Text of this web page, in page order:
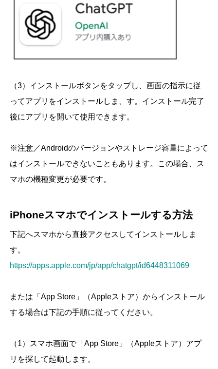
（3）インストールボタンをタップし、画面の指示に従
ってアプリをインストールしま、す。インストール完了
後にアプリを開いて使用できます。
※注意／Androidのバージョンやストレージ容量によって
はインストールできないこともあります。この場合、ス
マホの機種変更が必要です。
iPhoneスマホでインストールする方法
下記へスマホから直接アクセスしてインストールしま
す。
https://apps.apple.com/jp/app/chatgpt/id6448311069
または「App Store」（Appleストア）からインストール
する場合は下記の手順に従ってください。
（1）スマホ画面で「App Store」（Appleストア）アプ
リを探して起動します。